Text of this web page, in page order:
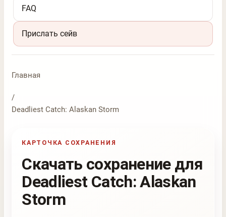
FAQ
Прислать сейв
Главная
/
Deadliest Catch: Alaskan Storm
КАРТОЧКА СОХРАНЕНИЯ
Скачать сохранение для
Deadliest Catch: Alaskan
Storm